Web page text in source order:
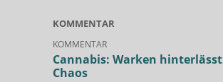
KOMMENTAR
KOMMENTAR
Cannabis: Warken hinterlässt
Chaos